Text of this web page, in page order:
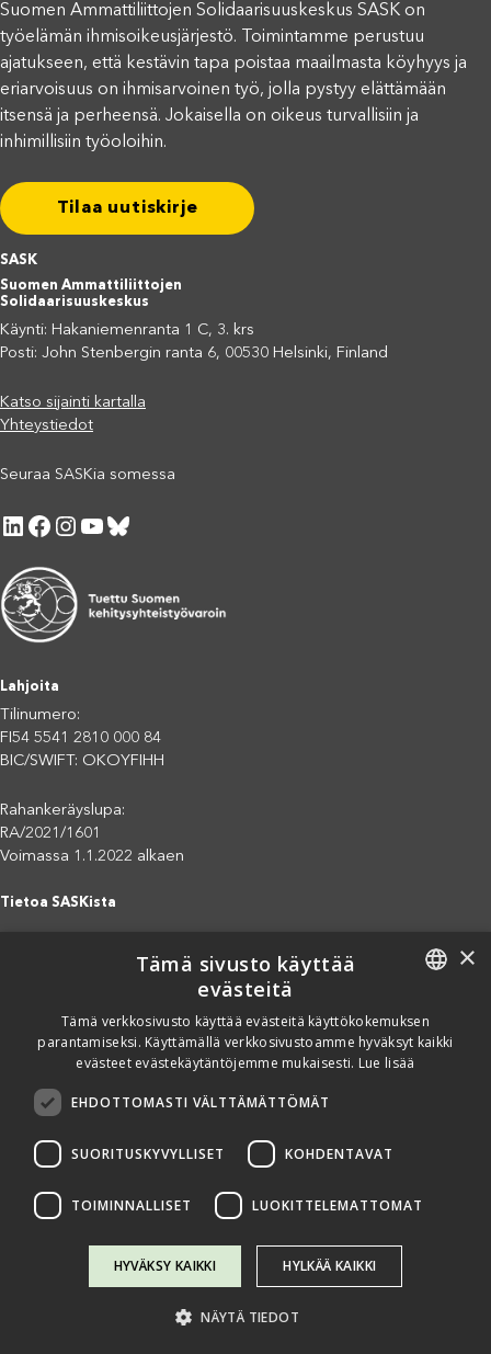
Suomen Ammattiliittojen Solidaarisuuskeskus SASK on
työelämän ihmisoikeusjärjestö. Toimintamme perustuu
ajatukseen, että kestävin tapa poistaa maailmasta köyhyys ja
eriarvoisuus on ihmisarvoinen työ, jolla pystyy elättämään
itsensä ja perheensä. Jokaisella on oikeus turvallisiin ja
inhimillisiin työoloihin.
Tilaa uutiskirje
SASK
Suomen Ammattiliittojen
Solidaarisuuskeskus
Käynti: Hakaniemenranta 1 C, 3. krs
Posti: John Stenbergin ranta 6, 00530 Helsinki, Finland
Katso sijainti kartalla
Yhteystiedot
Seuraa SASKia somessa
LinkedIn Facebook Instagram YouTube Bluesky
Lahjoita
Tilinumero:
FI54 5541 2810 000 84
BIC/SWIFT: OKOYFIHH
Rahankeräyslupa:
RA/2021/1601
Voimassa 1.1.2022 alkaen
Tietoa SASKista
Saavutettavuusseloste
Tietosuojaseloste
Eettiset periaatteet (pdf)
Lahjoita
Osallistu
Liity kannatusjäseneksi
Ilmoita väärinkäytösepäilystä
Copyright @ SASK 2024
FINNISH
×
Tämä sivusto käyttää
evästeitä
Tämä verkkosivusto käyttää evästeitä käyttökokemuksen
parantamiseksi. Käyttämällä verkkosivustoamme hyväksyt kaikki
evästeet evästekäytäntöjemme mukaisesti. Lue lisää
EHDOTTOMASTI VÄLTTÄMÄTTÖMÄT
SUORITUSKYVYLLISET KOHDENTAVAT
TOIMINNALLISET LUOKITTELEMATTOMAT
HYVÄKSY KAIKKI HYLKÄÄ KAIKKI
NÄYTÄ TIEDOT